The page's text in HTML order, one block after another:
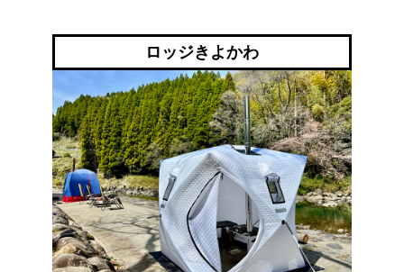
ロッジきよかわ